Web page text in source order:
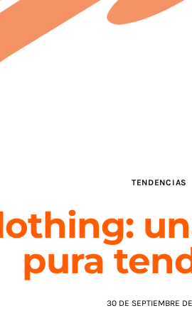
TENDENCIAS
pura
30 DE SEPTIEMBRE